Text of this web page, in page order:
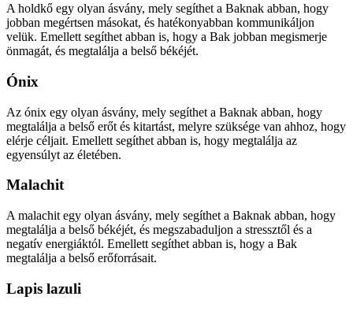
A holdkő egy olyan ásvány, mely segíthet a Baknak abban, hogy
jobban megértsen másokat, és hatékonyabban kommunikáljon
velük. Emellett segíthet abban is, hogy a Bak jobban megismerje
önmagát, és megtalálja a belső békéjét.
Ónix
Az ónix egy olyan ásvány, mely segíthet a Baknak abban, hogy
megtalálja a belső erőt és kitartást, melyre szüksége van ahhoz, hogy
elérje céljait. Emellett segíthet abban is, hogy megtalálja az
egyensúlyt az életében.
Malachit
A malachit egy olyan ásvány, mely segíthet a Baknak abban, hogy
megtalálja a belső békéjét, és megszabaduljon a stressztől és a
negatív energiáktól. Emellett segíthet abban is, hogy a Bak
megtalálja a belső erőforrásait.
Lapis lazuli